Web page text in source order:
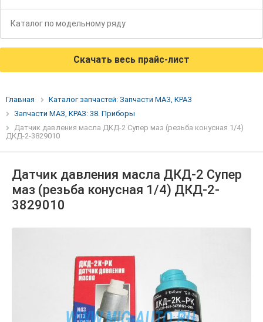
Каталог по модельному ряду
Скачать весь прайс-лист
Главная
Каталог запчастей: Запчасти МАЗ, КРАЗ
Запчасти МАЗ, КРАЗ: 38. Приборы
Датчик давления масла ДКД-2 Супер маз (резьба конусная 1/4)
ДКД-2-3829010
Датчик давления масла ДКД-2 Супер
маз (резьба конусная 1/4) ДКД-2-
3829010